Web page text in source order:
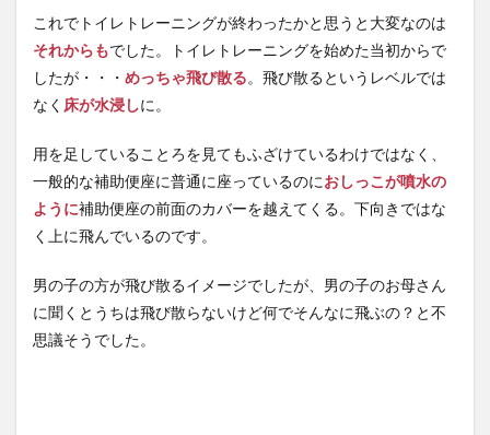
これでトイレトレーニングが終わったかと思うと大変なのは
それからもでした。トイレトレーニングを始めた当初からで
したが・・・ めっちゃ飛び散る。飛び散るというレベルでは
なく 床が水浸しに。
用を足していることろを見てもふざけているわけではなく、
一般的な補助便座に普通に座っているのにおしっこが噴水の
ように補助便座の前面のカバーを越えてくる。下向きではな
く上に飛んでいるのです。
男の子の方が飛び散るイメージでしたが、男の子のお母さん
に聞くとうちは飛び散らないけど何でそんなに飛ぶの？と不
思議そうでした。